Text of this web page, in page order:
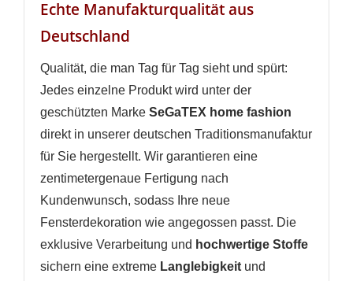
Echte Manufakturqualität aus
Deutschland
Qualität, die man Tag für Tag sieht und spürt:
Jedes einzelne Produkt wird unter der
geschützten Marke SeGaTEX home fashion
direkt in unserer deutschen Traditionsmanufaktur
für Sie hergestellt. Wir garantieren eine
zentimetergenaue Fertigung nach
Kundenwunsch, sodass Ihre neue
Fensterdekoration wie angegossen passt. Die
exklusive Verarbeitung und hochwertige Stoffe
sichern eine extreme Langlebigkeit und
add_circle_outline Neue Liste anlegen
Wunschliste
ANMELDEN
Wunschliste hinzufügen zu können.
Anmelden